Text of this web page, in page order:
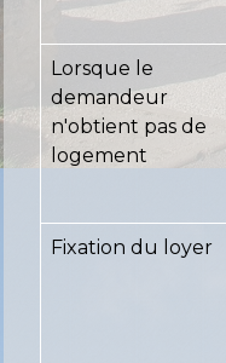
Lorsque le
demandeur
n'obtient pas de
logement
Fixation du loyer